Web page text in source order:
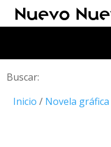
Buscar:
Inicio / Novela gráfica